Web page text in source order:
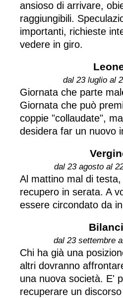
ansioso di arrivare,
raggiungibili.
importanti, richieste
vedere in giro.
dal 23 luglio al
Giornata che parte
Giornata che può
coppie "collaudate",
desidera far un nuovo
dal 23 agosto al
Al mattino mal di
recupero in serata. A
essere circondato da
dal 23 settembre
Chi ha già una
altri dovranno
una nuova società. E'
recuperare un